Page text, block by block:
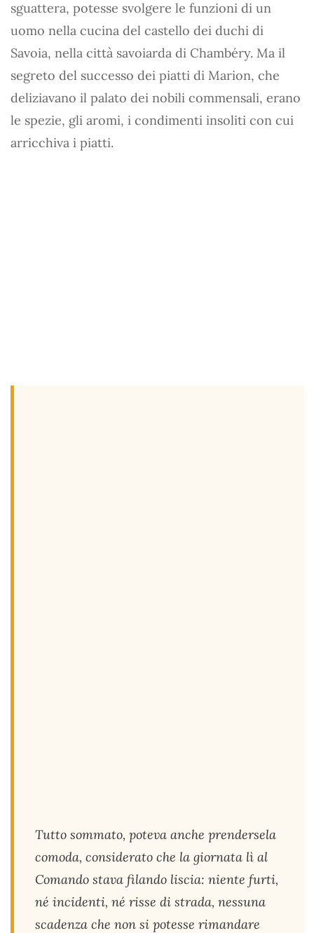
sguattera, potesse svolgere le funzioni di un
uomo nella cucina del castello dei duchi di
Savoia, nella città savoiarda di Chambéry. Ma il
segreto del successo dei piatti di Marion, che
deliziavano il palato dei nobili commensali, erano
le spezie, gli aromi, i condimenti insoliti con cui
arricchiva i piatti.
Tutto sommato, poteva anche prendersela
comoda, considerato che la giornata lì al
Comando stava filando liscia: niente furti,
né incidenti, né risse di strada, nessuna
scadenza che non si potesse rimandare